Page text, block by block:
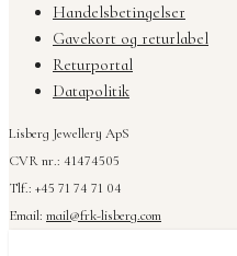
Handelsbetingelser
Gavekort og returlabel
Returportal
Datapolitik
Lisberg Jewellery ApS
CVR nr.: 41474505
Tlf.: +45 71 74 71 04
Email: mail@frk-lisberg.com